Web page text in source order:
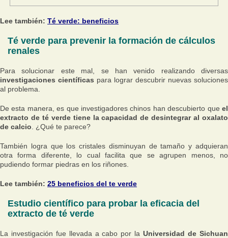
Lee también: Té verde: beneficios
Té verde para prevenir la formación de cálculos
renales
Para solucionar este mal, se han venido realizando diversas
investigaciones científicas para lograr descubrir nuevas soluciones
al problema.
De esta manera, es que investigadores chinos han descubierto que el
extracto de té verde tiene la capacidad de desintegrar al oxalato
de calcio . ¿Qué te parece?
También logra que los cristales disminuyan de tamaño y adquieran
otra forma diferente, lo cual facilita que se agrupen menos, no
pudiendo formar piedras en los riñones.
Lee también: 25 beneficios del te verde
Estudio científico para probar la eficacia del
extracto de té verde
La investigación fue llevada a cabo por laUniversidad de Sichuan